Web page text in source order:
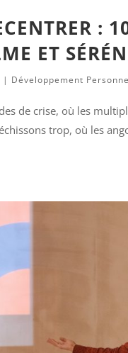
:
ET
| Développement
de crise, où les
trop, où les